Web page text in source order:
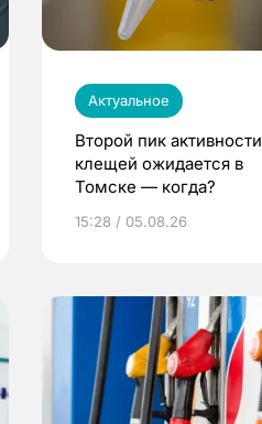
Актуальное
Второй пик активности
клещей ожидается в
Томске — когда?
15:28 / 05.08.26